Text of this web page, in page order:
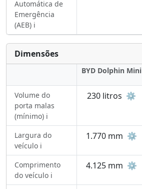
Automática de
Emergência
(AEB) ℹ️
Dimensões
BYD Dolphin Mini
Volume do
porta malas
(mínimo) ℹ️
230 litros ⚙️
Largura do
veículo ℹ️
1.770 mm ⚙️
Comprimento
do veículo ℹ️
4.125 mm ⚙️